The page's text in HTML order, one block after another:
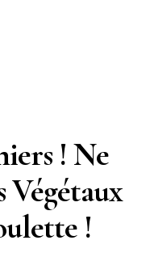
! Ne
Végétaux
!